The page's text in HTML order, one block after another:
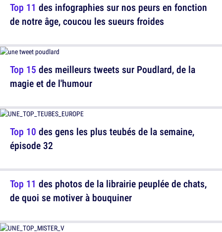
Top 11 des infographies sur nos peurs en fonction
de notre âge, coucou les sueurs froides
Top 10 des gens les plus teubés de la semaine,
épisode 32
Top 15 des meilleurs tweets sur Poudlard, de la
magie et de l'humour
Top 11 des photos de la librairie peuplée de chats,
de quoi se motiver à bouquiner